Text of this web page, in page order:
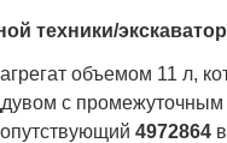
техники/
объемом 11 л,
с
4972864